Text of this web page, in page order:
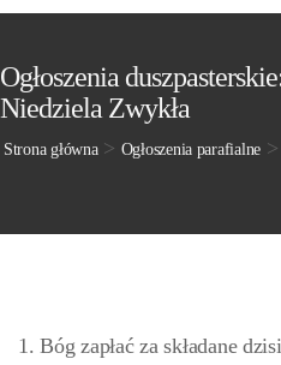
Ogłoszenia
Niedziela Zwykła
Strona główna> Ogłoszenia parafialne
1. Bóg zapłać za składane